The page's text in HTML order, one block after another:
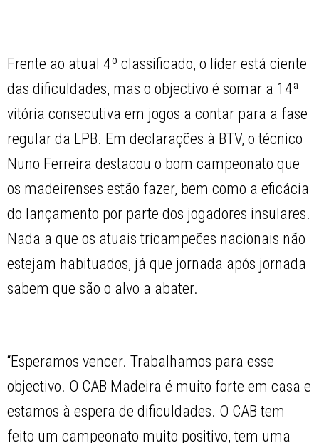
Frente ao atual 4º classificado, o líder está ciente
das dificuldades, mas o objectivo é somar a 14ª
vitória consecutiva em jogos a contar para a fase
regular da LPB. Em declarações à BTV, o técnico
Nuno Ferreira destacou o bom campeonato que
os madeirenses estão fazer, bem como a eficácia
do lançamento por parte dos jogadores insulares.
Nada a que os atuais tricampeões nacionais não
estejam habituados, já que jornada após jornada
sabem que são o alvo a abater.
“Esperamos vencer. Trabalhamos para esse
objectivo. O CAB Madeira é muito forte em casa e
estamos à espera de dificuldades. O CAB tem
feito um campeonato muito positivo, tem uma